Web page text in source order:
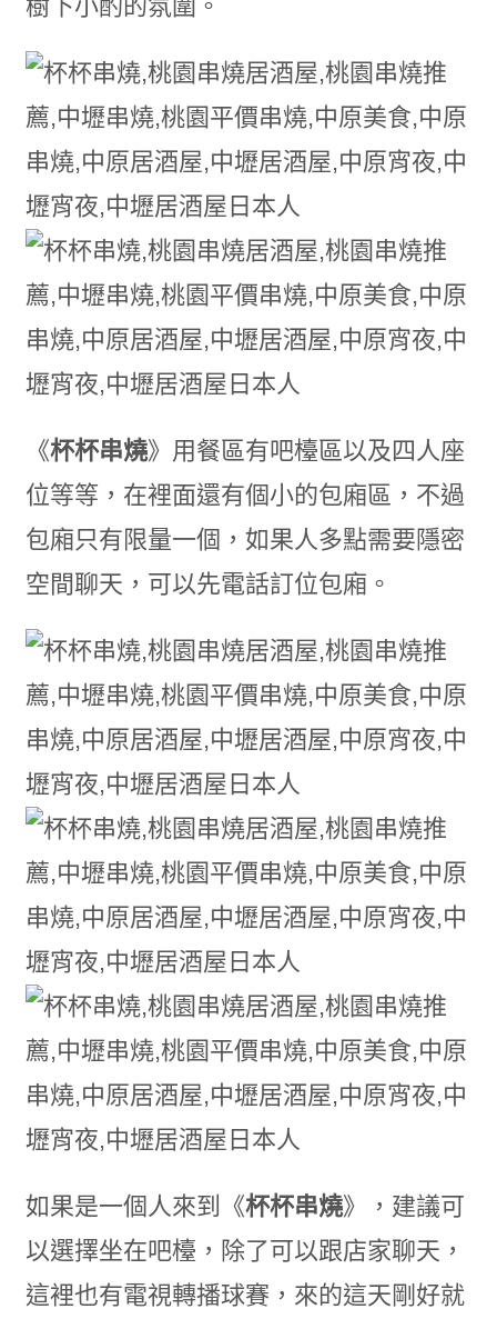
樹下小酌的氛圍。
《杯杯串燒》用餐區有吧檯區以及四人座
位等等，在裡面還有個小的包廂區，不過
包廂只有限量一個，如果人多點需要隱密
空間聊天，可以先電話訂位包廂。
如果是一個人來到《杯杯串燒》，建議可
以選擇坐在吧檯，除了可以跟店家聊天，
這裡也有電視轉播球賽，來的這天剛好就